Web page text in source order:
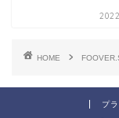
HOME
プ